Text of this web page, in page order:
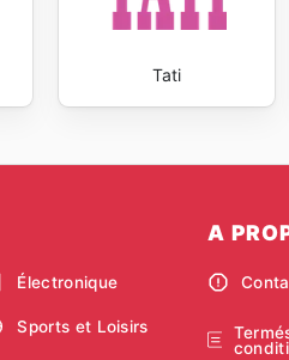
Tati
Électronique
Sports et Loisirs
A